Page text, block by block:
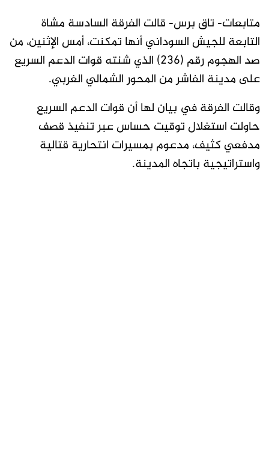
متابعات- تاق برس- قالت الفرقة السادسة مشاة
التابعة للجيش السوداني أنها تمكنت، أمس الإثنين، من
صد الهجوم رقم (236) الذي شنته قوات الدعم السريع
على مدينة الفاشر من المحور الشمالي الغربي.
وقالت الفرقة في بيان لها أن قوات الدعم السريع
حاولت استغلال توقيت حساس عبر تنفيذ قصف
مدفعي كثيف، مدعوم بمسيرات انتحارية قتالية
واستراتيجية باتجاه المدينة.